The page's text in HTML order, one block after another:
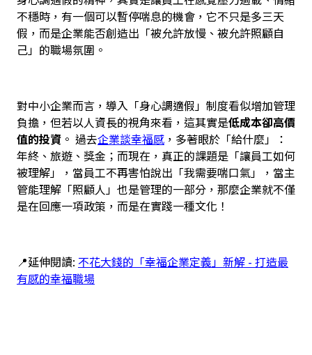
不穩時，有一個可以暫停喘息的機會，它不只是多三天
假，而是企業能否創造出「被允許放慢、被允許照顧自
己」的職場氛圍。
對中小企業而言，導入「身心調適假」制度看似增加管理
負擔，但若以人資長的視角來看，這其實是低成本卻高價
值的投資 。 過去企業談幸福感 ，多著眼於「給什麼」：
年終、旅遊、獎金；而現在，真正的課題是「讓員工如何
被理解」，當員工不再害怕說出「我需要喘口氣」，當主
管能理解「照顧人」也是管理的一部分，那麼企業就不僅
是在回應一項政策，而是在實踐一種文化！
📍延伸閱讀: 不花大錢的「幸福企業定義」新解 - 打造最
有感的幸福職場